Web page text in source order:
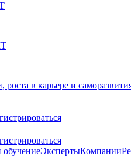
в карьере и
ЭкспертыКомпании